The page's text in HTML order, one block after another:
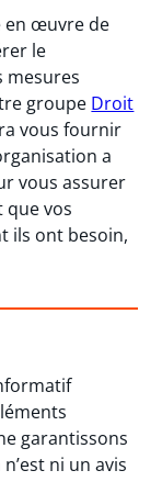
en œuvre de
le
mesures
groupe Droit
vous fournir
a
vous assurer
que vos
ils ont besoin,
garantissons
ni un avis